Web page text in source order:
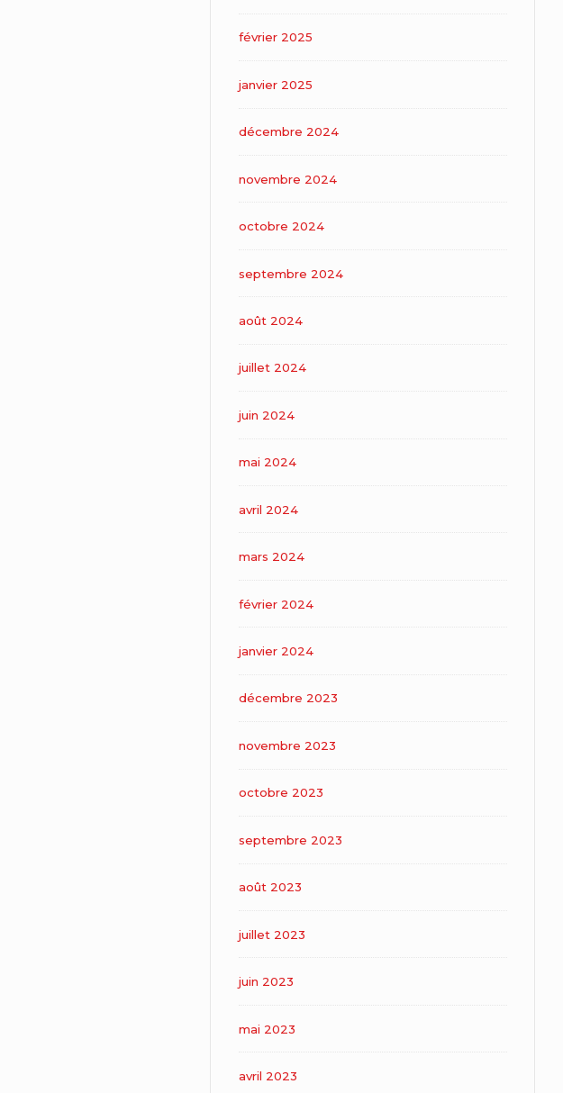
février 2025
janvier 2025
décembre 2024
novembre 2024
octobre 2024
septembre 2024
août 2024
juillet 2024
juin 2024
mai 2024
avril 2024
mars 2024
février 2024
janvier 2024
décembre 2023
novembre 2023
octobre 2023
septembre 2023
août 2023
juillet 2023
juin 2023
mai 2023
avril 2023